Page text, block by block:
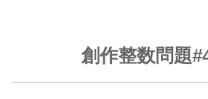
創作整数問題